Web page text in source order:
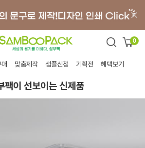
0
맞춤제작 샘플신청 기획전 혜택보기
팩이 선보이는 신제품